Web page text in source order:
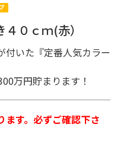
０ｃｍ(赤）
付いた『定番人気カラー
万円貯まります！
ます。必ずご確認下さ